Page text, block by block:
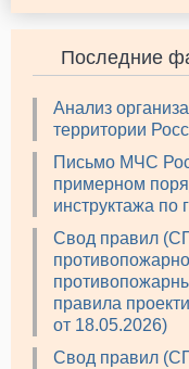
Последние
Анализ
территории
Письмо МЧС
примерном
инструктажа по
Свод правил
правила
от 18.05.2026)
Свод правил